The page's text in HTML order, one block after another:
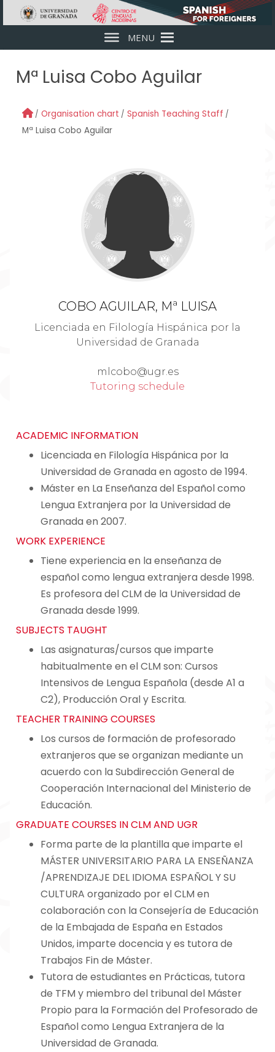
Skip to main content
MENU
Mª Luisa Cobo Aguilar
Organisation chart
Spanish Teaching Staff
Mª Luisa Cobo Aguilar
COBO AGUILAR, Mª LUISA
Licenciada en Filología Hispánica por la
Universidad de Granada
mlcobo@ugr.es
Tutoring schedule
ACADEMIC INFORMATION
Licenciada en Filología Hispánica por la
Universidad de Granada en agosto de 1994.
Máster en La Enseñanza del Español como
Lengua Extranjera por la Universidad de
Granada en 2007.
WORK EXPERIENCE
Tiene experiencia en la enseñanza de
español como lengua extranjera desde 1998.
Es profesora del CLM de la Universidad de
Granada desde 1999.
SUBJECTS TAUGHT
Las asignaturas/cursos que imparte
habitualmente en el CLM son: Cursos
Intensivos de Lengua Española (desde A1 a
C2), Producción Oral y Escrita.
TEACHER TRAINING COURSES
Los cursos de formación de profesorado
extranjeros que se organizan mediante un
acuerdo con la Subdirección General de
Cooperación Internacional del Ministerio de
Educación.
GRADUATE COURSES IN CLM AND UGR
Forma parte de la plantilla que imparte el
MÁSTER UNIVERSITARIO PARA LA ENSEÑANZA
/APRENDIZAJE DEL IDIOMA ESPAÑOL Y SU
CULTURA organizado por el CLM en
colaboración con la Consejería de Educación
de la Embajada de España en Estados
Unidos, imparte docencia y es tutora de
Trabajos Fin de Máster.
Tutora de estudiantes en Prácticas, tutora
de TFM y miembro del tribunal del Máster
Propio para la Formación del Profesorado de
Español como Lengua Extranjera de la
Universidad de Granada.